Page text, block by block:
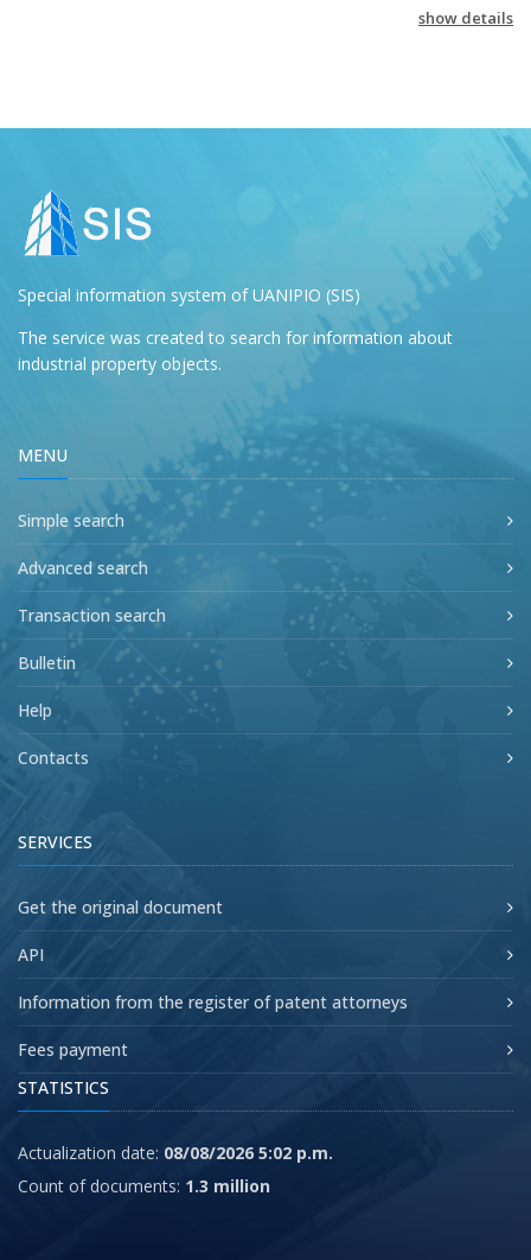
show details
Special information system of UANIPIO (SIS)
The service was created to search for information about
industrial property objects.
MENU
Simple search
Advanced search
Transaction search
Bulletin
Help
Contacts
SERVICES
Get the original document
API
Information from the register of patent attorneys
Fees payment
STATISTICS
Actualization date: 08/08/2026 5:02 p.m.
Count of documents: 1.3 million